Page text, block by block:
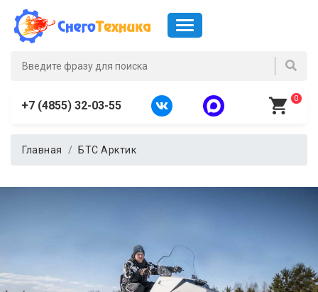
+7 (4855) 32-03-55
0
Главная БТС Арктик